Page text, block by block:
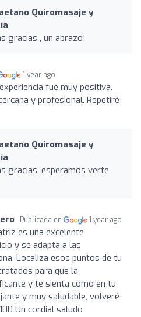
Quiromasaje y
gracias , un abrazo!
1 year ago
fue muy positiva.
y profesional. Repetiré
Quiromasaje y
gracias, esperamos verte
Publicada en 1 year ago
es una excelente
y se adapta a las
Localiza esos puntos de tu
para que la
y te sienta como en tu
y muy saludable, volveré
Un cordial saludo